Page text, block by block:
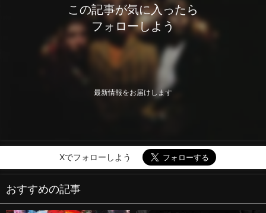
この記事が気に入ったら
フォローしよう
最新情報をお届けします
Xでフォローしよう
おすすめの記事